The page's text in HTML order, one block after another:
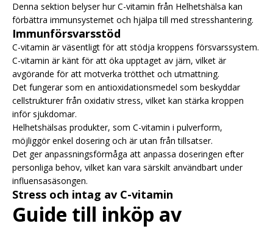
Denna sektion belyser hur C-vitamin från Helhetshälsa kan
förbättra immunsystemet och hjälpa till med stresshantering.
Immunförsvarsstöd
C-vitamin är väsentligt för att stödja kroppens försvarssystem.
C-vitamin är känt för att öka upptaget av järn, vilket är
avgörande för att motverka trötthet och utmattning.
Det fungerar som en antioxidationsmedel som beskyddar
cellstrukturer från oxidativ stress, vilket kan stärka kroppen
inför sjukdomar.
Helhetshälsas produkter, som C-vitamin i pulverform,
möjliggör enkel dosering och är utan från tillsatser.
Det ger anpassningsförmåga att anpassa doseringen efter
personliga behov, vilket kan vara särskilt användbart under
influensasäsongen.
Stress och intag av C-vitamin
Guide till inköp av